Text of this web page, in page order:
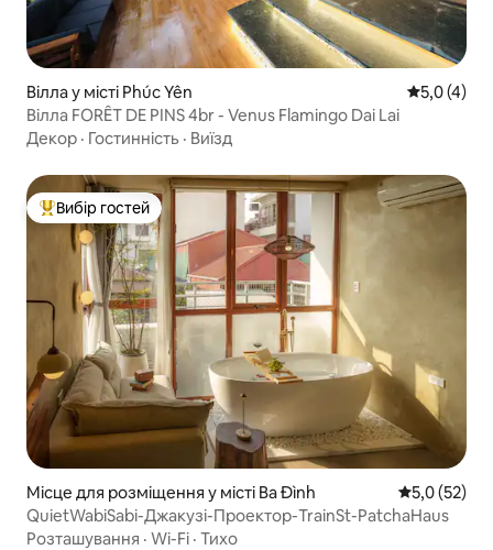
Вілла у місті Phúc Yên Середня
5,0 (4)
Вілла FORÊT DE PINS 4br - Venus Flamingo Dai Lai
Декор · Гостинність · Виїзд
Топ вибір гостей
Вибір гостей
Місце для розміщення у місті Ba Đình Середня
5,0 (52)
QuietWabiSabi-Джакузі-Проектор-TrainSt-PatchaHaus
Розташування · Wi-Fi · Тихо